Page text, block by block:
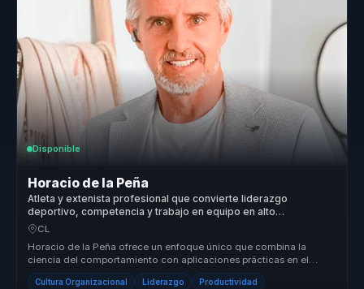
Disponible
Horacio de la Peña
Atleta y extenista profesional que convierte liderazgo
deportivo, competencia y trabajo en equipo en alto
rendimiento para lideres y organizaciones.
CL
Horacio de la Peña ofrece un enfoque único que combina la
ciencia del comportamiento con aplicaciones prácticas en el
liderazgo y el desa...
Cultura Organizacional Liderazgo Productividad